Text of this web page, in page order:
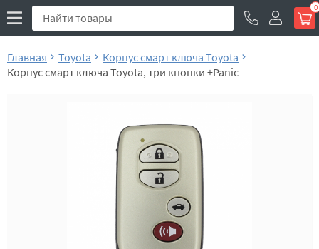
0
Главная Toyota
Корпус смарт ключа Toyota
Корпус смарт ключа Toyota, три кнопки +Panic